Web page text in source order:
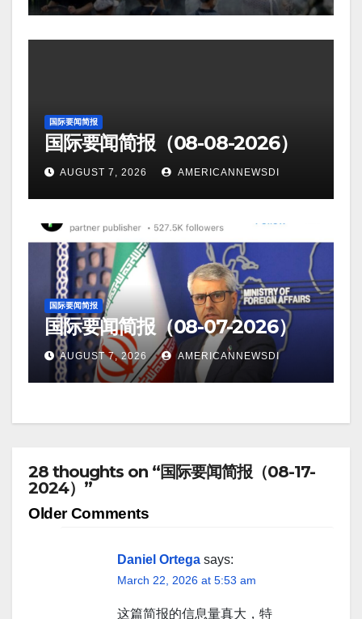
国际要闻简报
国际要闻简报（08-08-2026）
AUGUST 7, 2026 AMERICANNEWSDI
国际要闻简报
国际要闻简报（08-07-2026）
AUGUST 7, 2026 AMERICANNEWSDI
28 thoughts on “国际要闻简报（08-17-
2024）”
Comment
Older Comments
Daniel Ortega says:
March 22, 2026 at 5:53 am
这篇简报的信息量真大，特